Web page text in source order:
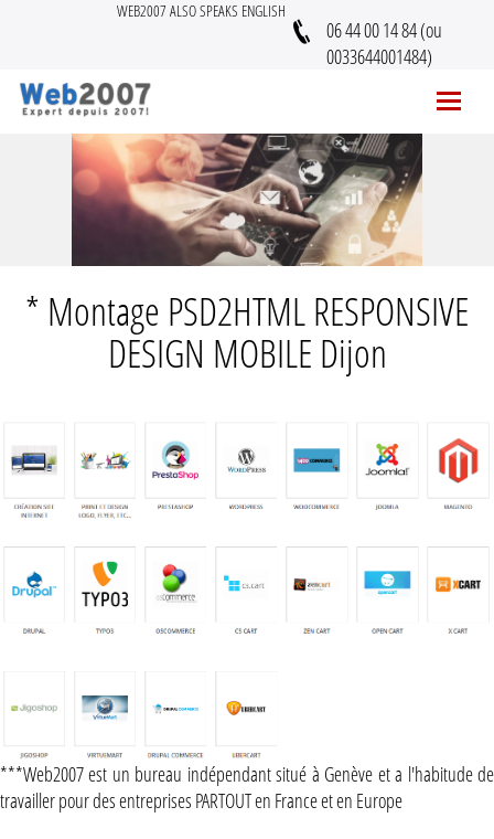
WEB2007 ALSO SPEAKS ENGLISH
06 44 00 14 84 (ou
0033644001484)
* Montage PSD2HTML RESPONSIVE
DESIGN MOBILE Dijon
***Web2007 est un bureau indépendant situé à Genève et a l'habitude de
travailler pour des entreprises PARTOUT en France et en Europe